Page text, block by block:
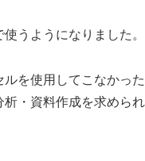
うようになりました。
を使用してこなかった
・資料作成を求められ